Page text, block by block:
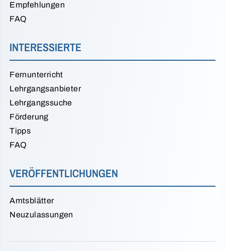
Empfehlungen
FAQ
INTERESSIERTE
Fernunterricht
Lehrgangsanbieter
Lehrgangssuche
Förderung
Tipps
FAQ
VERÖFFENTLICHUNGEN
Amtsblätter
Neuzulassungen